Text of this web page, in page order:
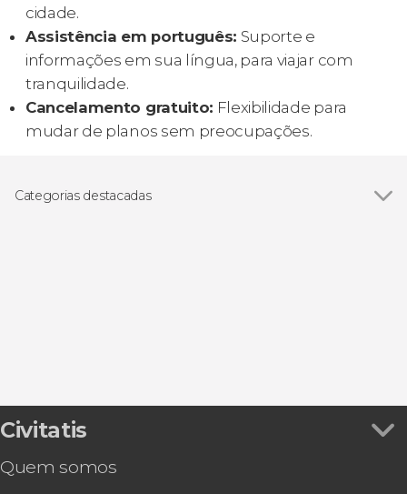
cidade.
Assistência em português: Suporte e
informações em sua língua, para viajar com
tranquilidade.
Cancelamento gratuito: Flexibilidade para
mudar de planos sem preocupações.
Categorias destacadas
Civitatis
Quem somos